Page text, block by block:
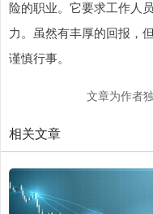
险的职业。它要求工作人
力。虽然有丰厚的回报，
谨慎行事。
文章为作者
相关文章